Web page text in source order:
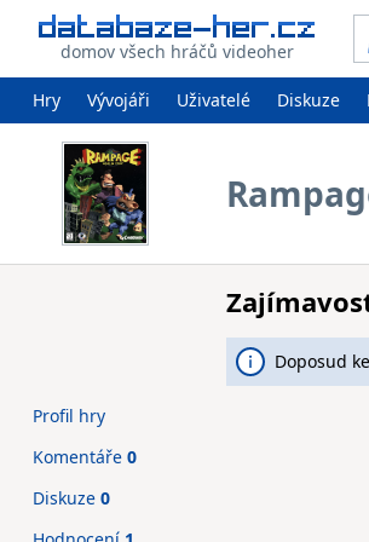
domov všech hráčů videoher
Hry Vývojáři Uživatelé Diskuze
Doposud
Profil hry
Komentáře 0
Diskuze 0